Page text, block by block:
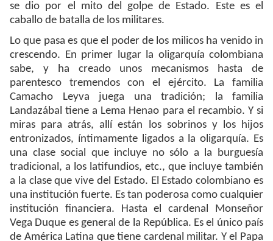
se dio por el mito del golpe de Estado. Este es el
caballo de batalla de los militares.
Lo que pasa es que el poder de los milicos ha venido in
crescendo. En primer lugar la oligarquía colombiana
sabe, y ha creado unos mecanismos hasta de
parentesco tremendos con el ejército. La familia
Camacho Leyva juega una tradición; la familia
Landazábal tiene a Lema Henao para el recambio. Y si
miras para atrás, allí están los sobrinos y los hijos
entronizados, íntimamente ligados a la oligarquía. Es
una clase social que incluye no sólo a la burguesía
tradicional, a los latifundios, etc., que incluye también
a la clase que vive del Estado. El Estado colombiano es
una institución fuerte. Es tan poderosa como cualquier
institución financiera. Hasta el cardenal Monseñor
Vega Duque es general de la República. Es el único país
de América Latina que tiene cardenal militar. Y el Papa